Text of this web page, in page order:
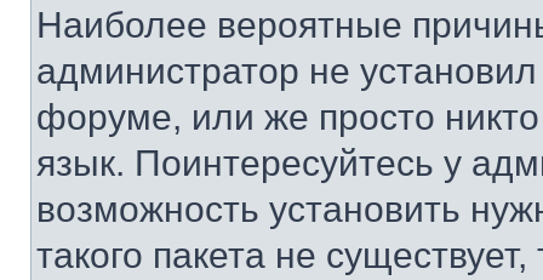
Наиболее вероятные
администратор не
форуме, или же просто
язык. Поинтересуйтесь у
возможность установить
такого пакета не